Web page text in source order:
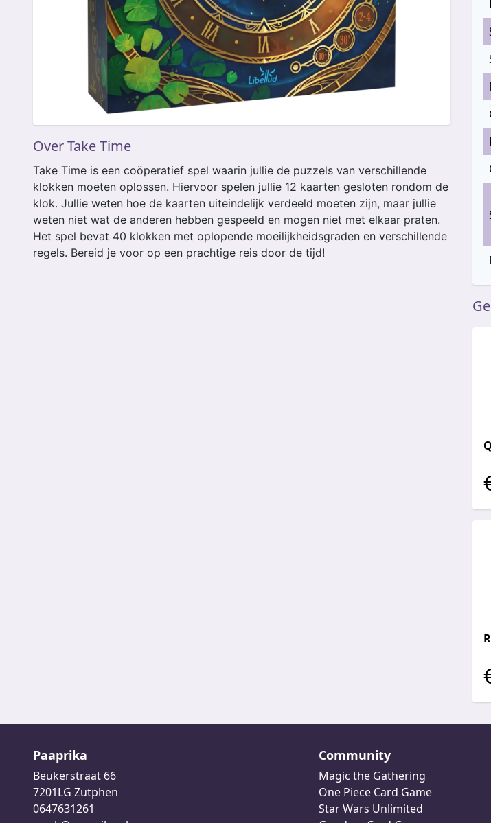
Over Take Time
Take Time is een coöperatief spel waarin jullie de puzzels van verschillende
klokken moeten oplossen. Hiervoor spelen jullie 12 kaarten gesloten rondom de
klok. Jullie weten hoe de kaarten uiteindelijk verdeeld moeten zijn, maar jullie
weten niet wat de anderen hebben gespeeld en mogen niet met elkaar praten.
Het spel bevat 40 klokken met oplopende moeilijkheidsgraden en verschillende
regels. Bereid je voor op een prachtige reis door de tijd!
Paaprika
Beukerstraat 66
7201LG Zutphen
0647631261
Community
Magic the Gathering
One Piece Card Game
Star Wars Unlimited